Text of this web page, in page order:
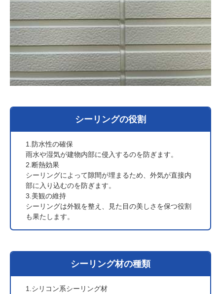
シーリングの役割
1.防水性の確保
雨水や湿気が建物内部に侵入するのを防ぎます。
2.断熱効果
シーリングによって隙間が埋まるため、外気が直接内
部に入り込むのを防ぎます。
3.美観の維持
シーリングは外観を整え、見た目の美しさを保つ役割
も果たします。
シーリング材の種類
1.シリコン系シーリング材